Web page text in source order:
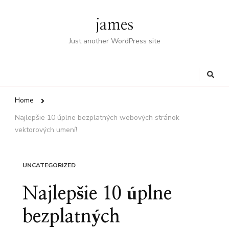
james
Just another WordPress site
Home
Najlepšie 10 úplne bezplatných webových stránok
vektorových umení!
UNCATEGORIZED
Najlepšie 10 úplne
bezplatných